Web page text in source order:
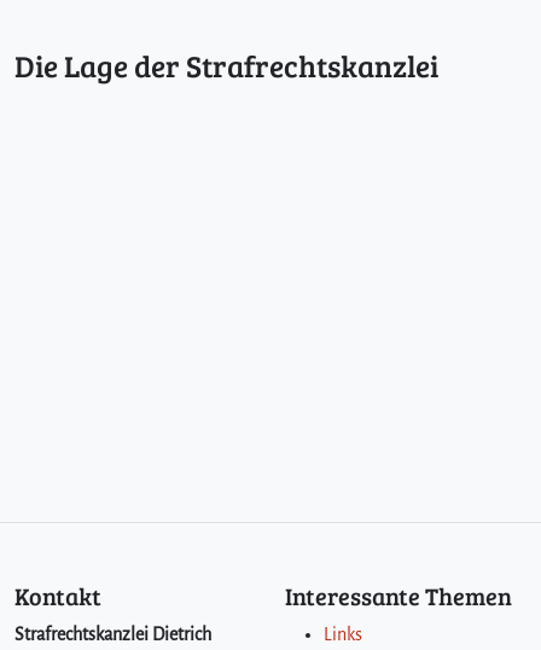
Die Lage der Strafrechtskanzlei
Kontakt
Strafrechtskanzlei Dietrich
Interessante Themen
Links